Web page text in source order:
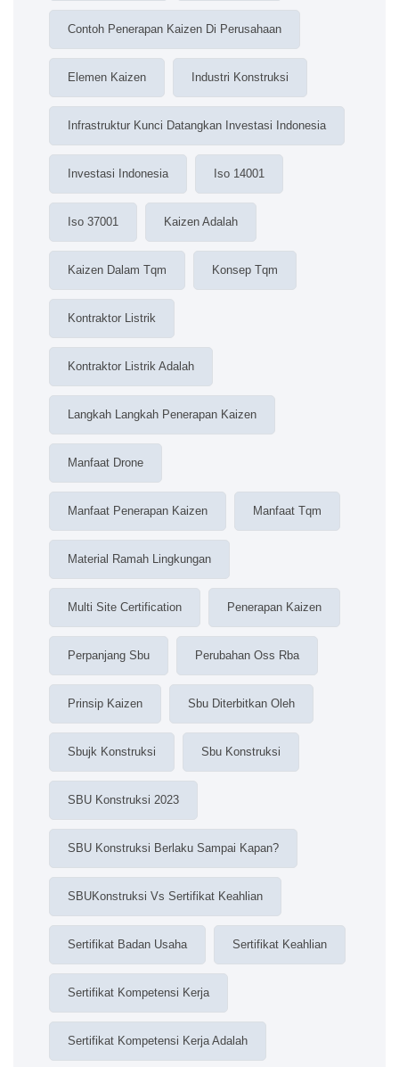
Contoh Penerapan Kaizen Di Perusahaan
Elemen Kaizen Industri Konstruksi
Infrastruktur Kunci Datangkan Investasi Indonesia
Investasi Indonesia Iso 14001
Iso 37001 Kaizen Adalah
Kaizen Dalam Tqm Konsep Tqm
Kontraktor Listrik
Kontraktor Listrik Adalah
Langkah Langkah Penerapan Kaizen
Manfaat Drone
Manfaat Penerapan Kaizen Manfaat Tqm
Material Ramah Lingkungan
Multi Site Certification Penerapan Kaizen
Perpanjang Sbu Perubahan Oss Rba
Prinsip Kaizen Sbu Diterbitkan Oleh
Sbujk Konstruksi Sbu Konstruksi
SBU Konstruksi 2023
SBU Konstruksi Berlaku Sampai Kapan?
SBUKonstruksi Vs Sertifikat Keahlian
Sertifikat Badan Usaha Sertifikat Keahlian
Sertifikat Kompetensi Kerja
Sertifikat Kompetensi Kerja Adalah